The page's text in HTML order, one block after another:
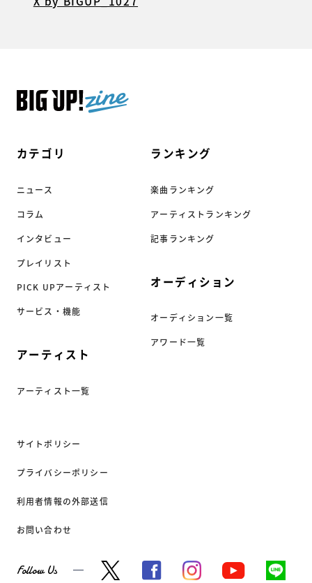
カテゴリ
ニュース
コラム
インタビュー
プレイリスト
PICK UPアーティスト
サービス・機能
アーティスト
アーティスト一覧
ランキング
楽曲ランキング
アーティストランキング
記事ランキング
オーディション
オーディション一覧
アワード一覧
サイトポリシー
プライバシーポリシー
利用者情報の外部送信
お問い合わせ
Follow Us